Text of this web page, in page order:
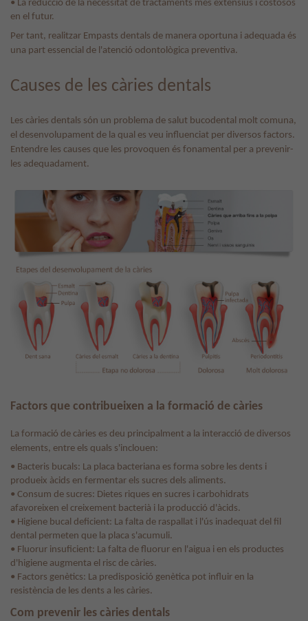
• La reducció de la necessitat de tractaments més extensius i costosos
en el futur.
Per tant, realitzar Empasts dentals de manera oportuna i adequada és
una part essencial de l'atenció odontològica preventiva.
Causes de les càries dentals
Les càries dentals són un problema de salut bucodental molt comuna,
el desenvolupament de la qual es veu influenciat per diversos factors.
Entendre les causes que les provoquen és fonamental per a prevenir-
les adequadament.
Factors que contribueixen a la formació de càries
La formació de càries es deu principalment a la interacció de diversos
elements, entre els quals s'inclouen:
• Bacteris bucals: La placa bacteriana es forma sobre les dents i
produeix àcids en fermentar els sucres dels aliments.
• Consum de sucres: Dietes riques en sucres i carbohidrats
afavoreixen el creixement bacterià i la producció d'àcids.
• Higiene bucal deficient: La falta de raspallat i l'ús inadequat del fil
dental permeten que la placa s'acumuli.
• Fluorur insuficient: La falta de fluorur en l'aigua i en els productes
d'higiene augmenta el risc de càries.
• Factors genètics: La predisposició genètica pot influir en la
resistència de les dents a les càries.
Com prevenir les càries dentals